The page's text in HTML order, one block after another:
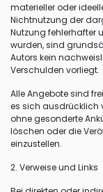
materieller oder
Nichtnutzung der
Nutzung fehlerhafter
wurden, sind
Autors kein
Verschulden vorliegt.
Alle Angebote sind
es sich ausdrücklich
ohne gesonderte
löschen oder die
einzustellen.
2. Verweise und Links